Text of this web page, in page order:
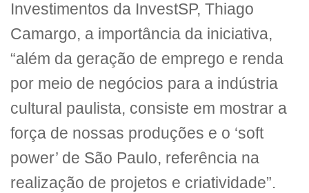
Investimentos da InvestSP, Thiago
Camargo, a importância da iniciativa,
“além da geração de emprego e renda
por meio de negócios para a indústria
cultural paulista, consiste em mostrar a
força de nossas produções e o ‘soft
power’ de São Paulo, referência na
realização de projetos e criatividade”.